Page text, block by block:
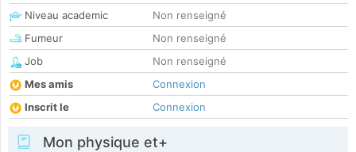
Niveau academic
Non renseigné
Fumeur
Non renseigné
Job
Non renseigné
Mes amis
Connexion
Inscrit le
Connexion
Mon physique et+